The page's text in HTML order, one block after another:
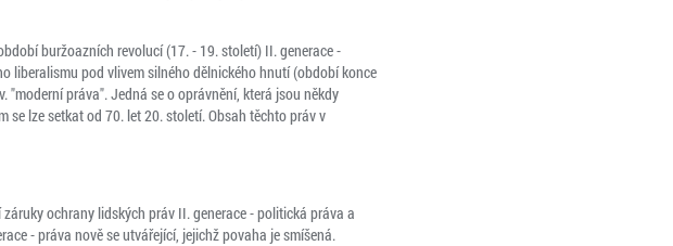
buržoazních revolucí (17. - 19. století) II. generace -
liberalismu pod vlivem silného dělnického hnutí (období konce
"moderní práva". Jedná se o oprávnění, která jsou někdy
lze setkat od 70. let 20. století. Obsah těchto práv v
ochrany lidských práv II. generace - politická práva a
- práva nově se utvářející, jejichž povaha je smíšená.